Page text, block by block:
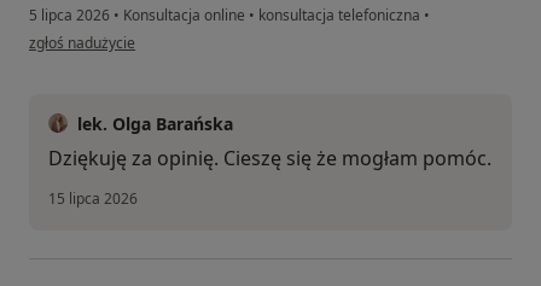
5 lipca 2026 • Konsultacja online • konsultacja telefoniczna •
w opinii użytkownika Agata T
zgłoś nadużycie
lek. Olga Barańska
Dziękuję za opinię. Cieszę się że mogłam pomóc.
15 lipca 2026